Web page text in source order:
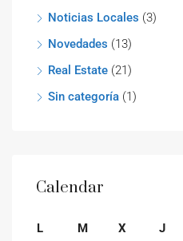
Noticias Locales (3)
Novedades (13)
Real Estate (21)
Sin categoría (1)
Calendar
L M X J